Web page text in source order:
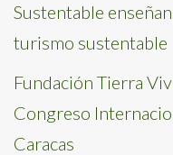
Sustentable
turismo sustentable
Fundación Tierra
Congreso
Caracas